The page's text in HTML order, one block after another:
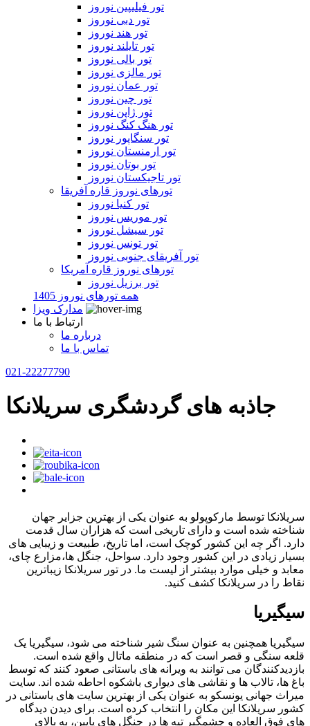
تور فیلیپین نوروز
تور دبی نوروز
تور هند نوروز
تور تایلند نوروز
تور بالی نوروز
تور مالزی نوروز
تور عمان نوروز
تور چین نوروز
تور ژاپن نوروز
تور هنگ کنگ نوروز
تور سنگاپور نوروز
تور ارمنستان نوروز
تور بوتان نوروز
تور تاجیکستان نوروز
تورهای نوروز قاره آفریقا
تور کنیا نوروز
تور موریس نوروز
تور سیشل نوروز
تور تونس نوروز
تور آفریقای جنوبی نوروز
تورهای نوروز قاره آمریکا
تور برزیل نوروز
همه تورهای نوروز 1405
مدارک ویزا
ارتباط با ما
درباره ما
تماس با ما
021-22277790
جاذبه های گردشگری سریلانکا
سریلانکا توسط مارکوپولو به عنوان یکی از بهترین جزایر جهان
شناخته شده است و دارای تاریخی است که هزاران سال قدمت
دارد. اگر چه این کشور کوچک است، اما تاریخ، طبیعت و زیبایی های
بسیار زیادی در این کشور وجود دارد. سواحل، جنگل ها،مزارع چای،
معابد و خیلی موارد بیشتر از لیست ما. در تور سریلانکا زیباترین
نقاط را در سریلانکا کشف کنید.
سیگیریا
سیگیریا همچنین به عنوان سنگ شیر شناخته می شود، سیگیریا یک
قلعه سنگی و قصر است که در منطقه ماتال واقع شده است.
بازدیدکنندگان می توانند به ویرانه های باستانی صعود کنند که توسط
باغ ها، تالاب ها و نقاشی های دیواری باشکوه احاطه شده اند. سایت
میراث جهانی یونسکو به عنوان یکی از بهترین سایت های باستانی در
کشور سریلانکا این مکان را انتخاب کرده است. برای دیدن دیدگاه
های فوق العاده و چشمگیر تپه ها در جنگل های پایین، به بالای